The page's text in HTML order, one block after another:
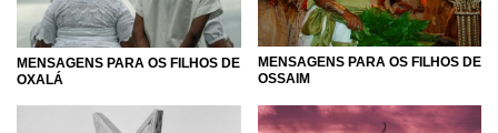
MENSAGENS PARA OS FILHOS DE
OXALÁ
MENSAGENS PARA OS FILHOS DE
OSSAIM